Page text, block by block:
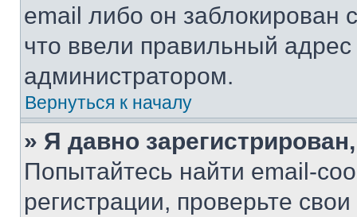
email либо он
что ввели правильный адрес
администратором.
Вернуться к началу
» Я давно
Попытайтесь найти email-
регистрации, проверьте